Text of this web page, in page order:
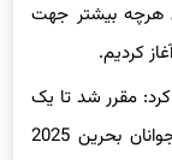
هرچه بیشتر جهت
مقرر شد تا یک
یا در نهایت دو ورزشکار به بازی های آسیایی جوانان بحرین 2025